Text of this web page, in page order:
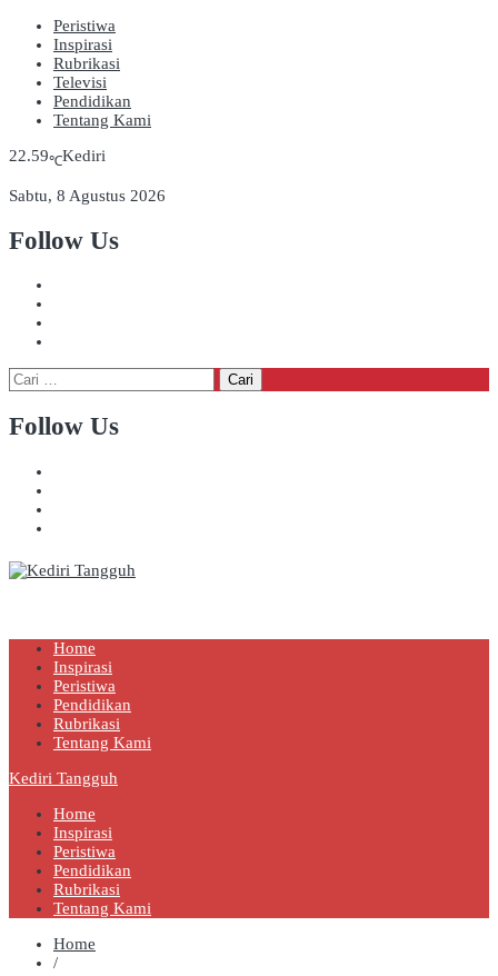
Peristiwa
Inspirasi
Rubrikasi
Televisi
Pendidikan
Tentang Kami
22.59℃Kediri
Sabtu, 8 Agustus 2026
Follow Us
Cari
untuk:
Follow Us
Home
Inspirasi
Peristiwa
Pendidikan
Rubrikasi
Tentang Kami
Kediri Tangguh
Home
Inspirasi
Peristiwa
Pendidikan
Rubrikasi
Tentang Kami
Home
/